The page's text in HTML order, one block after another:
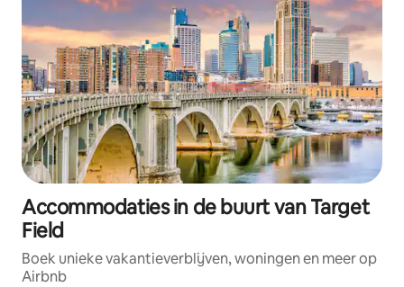
Accommodaties in de buurt van Target
Field
Boek unieke vakantieverblijven, woningen en meer op
Airbnb